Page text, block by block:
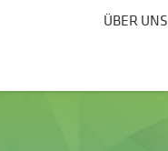
ÜBER UNS